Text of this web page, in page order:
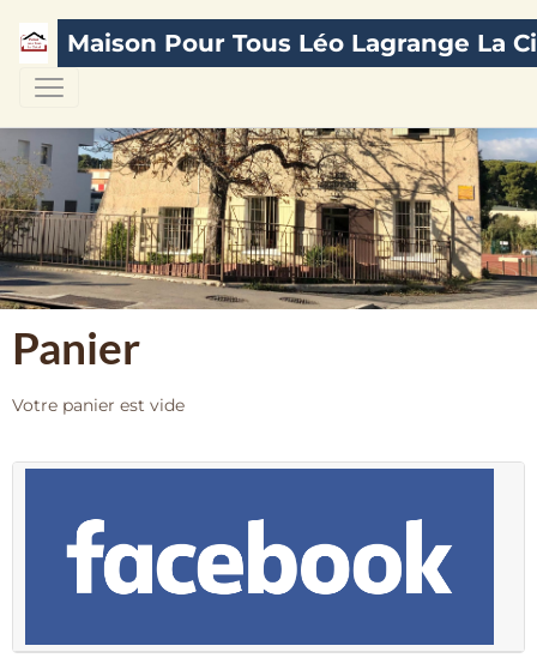
Maison Pour Tous Léo Lagrange La
Panier
Votre panier est vide